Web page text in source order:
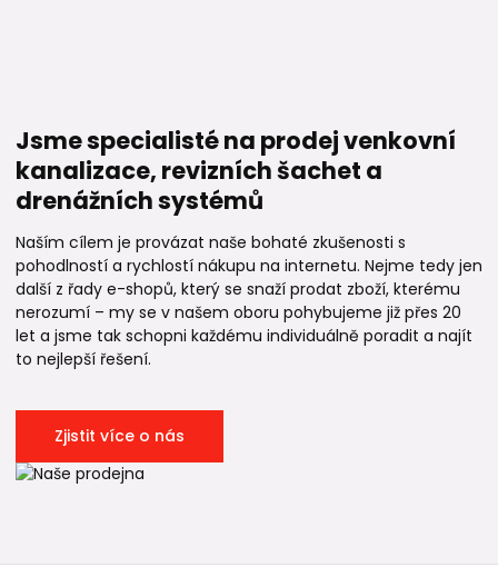
Jsme specialisté na prodej venkovní
kanalizace, revizních šachet a
drenážních systémů
Naším cílem je provázat naše bohaté zkušenosti s
pohodlností a rychlostí nákupu na internetu. Nejme tedy jen
další z řady e-shopů, který se snaží prodat zboží, kterému
nerozumí – my se v našem oboru pohybujeme již přes 20
let a jsme tak schopni každému individuálně poradit a najít
to nejlepší řešení.
Zjistit více o nás